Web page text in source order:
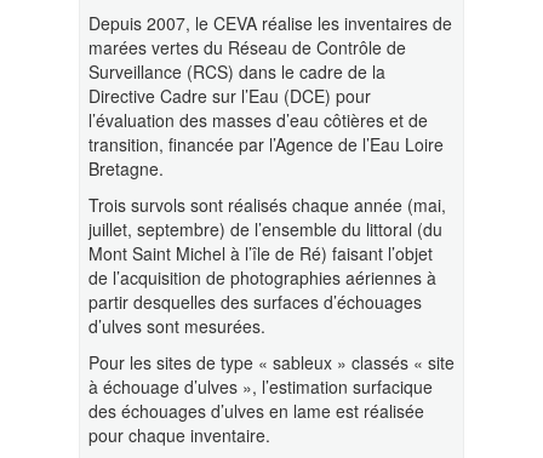
Depuis 2007, le CEVA réalise les inventaires de
marées vertes du Réseau de Contrôle de
Surveillance (RCS) dans le cadre de la
Directive Cadre sur l’Eau (DCE) pour
l’évaluation des masses d’eau côtières et de
transition, financée par l’Agence de l’Eau Loire
Bretagne.
Trois survols sont réalisés chaque année (mai,
juillet, septembre) de l’ensemble du littoral (du
Mont Saint Michel à l’île de Ré) faisant l’objet
de l’acquisition de photographies aériennes à
partir desquelles des surfaces d’échouages
d’ulves sont mesurées.
Pour les sites de type « sableux » classés « site
à échouage d’ulves », l’estimation surfacique
des échouages d’ulves en lame est réalisée
pour chaque inventaire.